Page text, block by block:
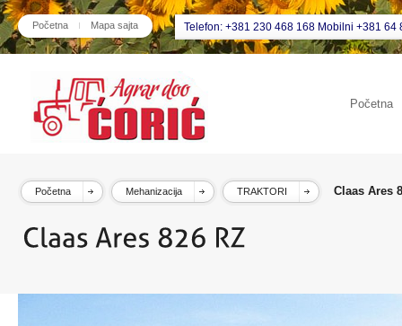
Početna Mapa sajta Telefon: +381 230 468 168 Mobilni +381 64
Početna
Početna Mehanizacija TRAKTORI Claas Ares